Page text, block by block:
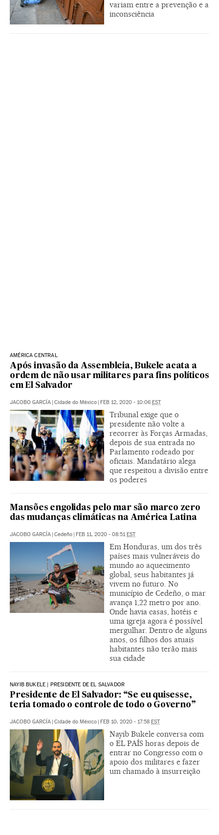
variam entre a prevenção e a
inconsciência
AMÉRICA CENTRAL
Após invasão da Assembleia, Bukele acata a
ordem de não usar militares para fins políticos
em El Salvador
JACOBO GARCÍA | Cidade do México | FEB 12, 2020 - 10:06 EST
Tribunal exige que o
presidente não volte a
recorrer às Forças Armadas,
depois de sua entrada no
Parlamento rodeado por
oficiais. Mandatário alega
que respeitou a divisão entre
os poderes
Mansões engolidas pelo mar são marco zero
das mudanças climáticas na América Latina
JACOBO GARCÍA | Cedeño | FEB 11, 2020 - 08:51EST
Em Honduras, um dos três
países mais vulneráveis do
mundo ao aquecimento
global, seus habitantes já
vivem no futuro. No
município de Cedeño, o mar
avança 1,22 metro por ano.
Onde havia casas, hotéis e
uma igreja agora é possível
mergulhar. Dentro de alguns
anos, os filhos dos atuais
habitantes não terão mais
sua cidade
NAYIB BUKELE | PRESIDENTE DE EL SALVADOR
Presidente de El Salvador: “Se eu quisesse,
teria tomado o controle de todo o Governo”
JACOBO GARCÍA | Cidade do México | FEB 10, 2020 - 17:58 EST
Nayib Bukele conversa com
o EL PAÍS horas depois de
entrar no Congresso com o
apoio dos militares e fazer
um chamado à insurreição